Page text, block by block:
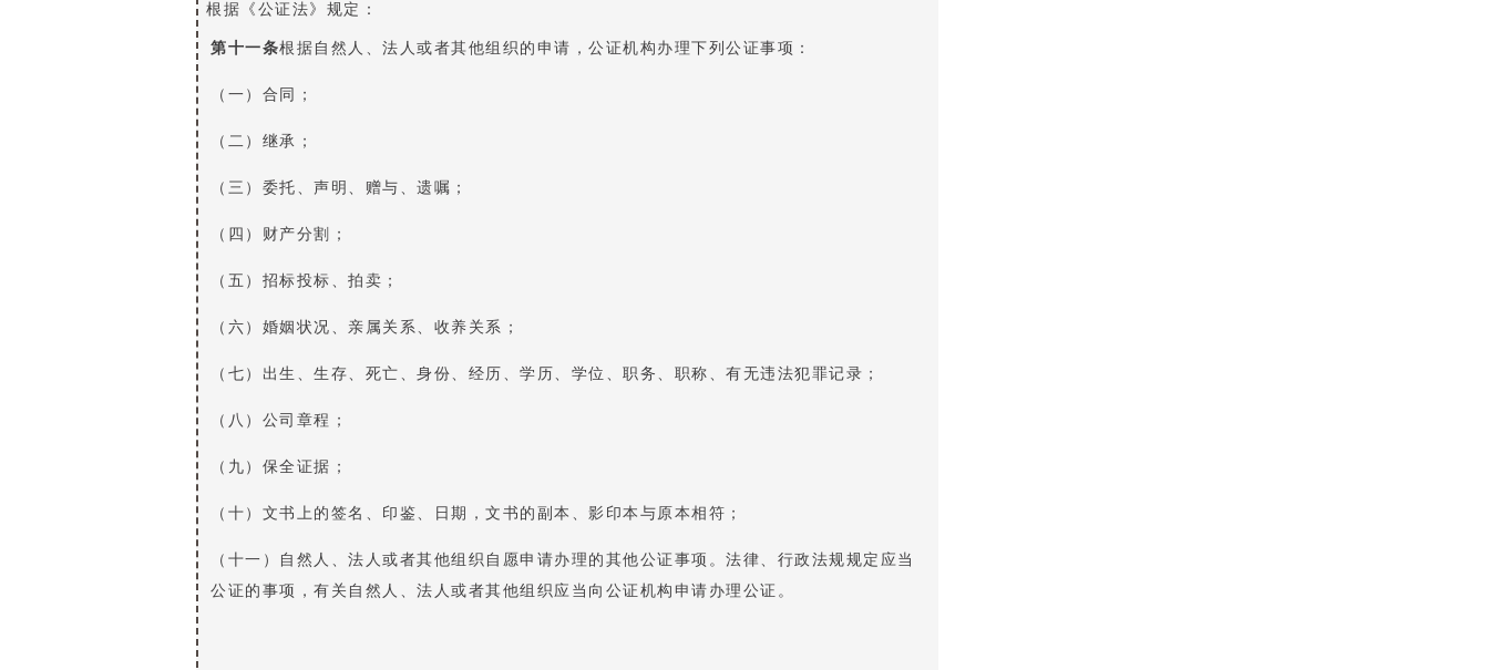
根据《公证法》规定：
第十一条根据自然人、法人或者其他组织的申请，公证机构办理下列公证事项：
（一）合同；
（二）继承；
（三）委托、声明、赠与、遗嘱；
（四）财产分割；
（五）招标投标、拍卖；
（六）婚姻状况、亲属关系、收养关系；
（七）出生、生存、死亡、身份、经历、学历、学位、职务、职称、有无违法犯罪记录；
（八）公司章程；
（九）保全证据；
（十）文书上的签名、印鉴、日期，文书的副本、影印本与原本相符；
（十一）自然人、法人或者其他组织自愿申请办理的其他公证事项。法律、行政法规规定应当
公证的事项，有关自然人、法人或者其他组织应当向公证机构申请办理公证。